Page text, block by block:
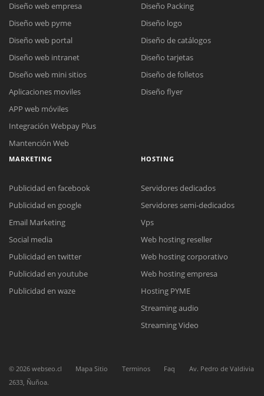
Reunión online
Nuestros ejecutivos le enviarán un correo electrónico con el enlace a
Meet para la reunión online.
Cotización
Chat Online
Todos nuestros ejecutivos están fuera de línea. Complete el formulario
Diseño web empresa
Diseño web pyme
Diseño web portal
Diseño web intranet
Diseño web mini sitios
Aplicaciones moviles
APP web móviles
Integración Webpay Plus
Mantención Web
Diseño Packing
Diseño logo
Diseño de catálogos
Diseño tarjetas
Diseño de folletos
Diseño flyer
MARKETING
Publicidad en facebook
Publicidad en google
Email Marketing
Social media
Publicidad en twitter
Publicidad en youtube
Publicidad en waze
HOSTING
Servidores dedicados
Servidores semi-dedicados
Vps
Web hosting reseller
Web hosting corporativo
Web hosting empresa
Hosting PYME
Streaming audio
Streaming Video
© 2026 webseo.cl Mapa Sitio Terminos Faq
Av. Pedro de Valdivia
2633, Ñuñoa.